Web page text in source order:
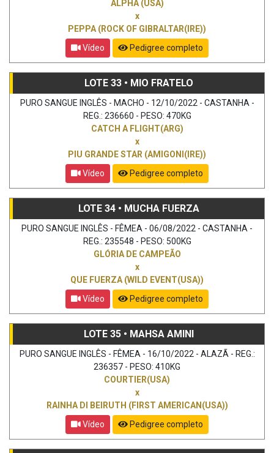
ALPHA (USA)
x
PEPPA (ROCK OF GIBRALTAR(IRE))
Vídeo
Pedigree completo
LOTE 33 • MIO FRATELO
PURO SANGUE INGLÊS - MACHO - 12/10/2022 - CASTANHA -
REG.: 236660 - PESO: 470KG
CATCH A FLIGHT(ARG)
x
PIU GRANDE STAR (AMIGONI(IRE))
Vídeo
Pedigree completo
LOTE 34 • MUCHA FUERZA
PURO SANGUE INGLÊS - FÊMEA - 06/08/2022 - CASTANHA -
REG.: 235548 - PESO: 500KG
GLÓRIA DE CAMPEÃO
x
QUE FUERZA (WILD EVENT(USA))
Vídeo
Pedigree completo
LOTE 35 • MAHSA AMINI
PURO SANGUE INGLÊS - FÊMEA - 16/10/2022 - ALAZÃ - REG.:
236357 - PESO: 410KG
COURTIER(USA)
x
RAINHA DI BEIRUTH (FIRST AMERICAN(USA))
Vídeo
Pedigree completo